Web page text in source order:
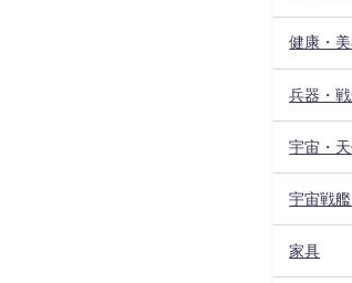
健康・
兵器・
宇宙・
宇宙戦
家具